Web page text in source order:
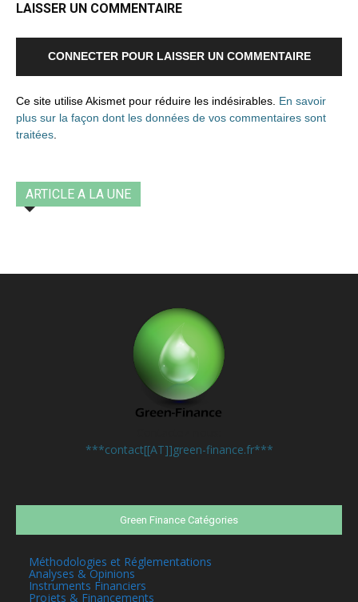
LAISSER UN COMMENTAIRE
CONNECTER POUR LAISSER UN COMMENTAIRE
Ce site utilise Akismet pour réduire les indésirables. En savoir
plus sur la façon dont les données de vos commentaires sont
traitées.
ARTICLE A LA UNE
***contact[[AT]]green-finance.fr***
Green Finance Catégories
Méthodologies et Réglementations
Analyses & Opinions
Instruments Financiers
Projets & Financements